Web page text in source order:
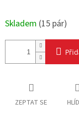
cena:
Skladem (15 pár)
ZEPTAT SE